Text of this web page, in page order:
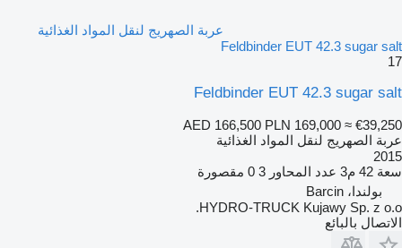
عربة الصهريج لنقل المواد الغذائية
Feldbinder EUT 42.3 sugar salt
17
Feldbinder EUT 42.3 sugar salt
AED 166,500 PLN 169,000 ≈ €39,250
عربة الصهريج لنقل المواد الغذائية
2015
سعة 42 م3 عدد المحاور 3 0 مقصورة
بولندا، Barcin
HYDRO-TRUCK Kujawy Sp. z o.o.
الاتصال بالبائع